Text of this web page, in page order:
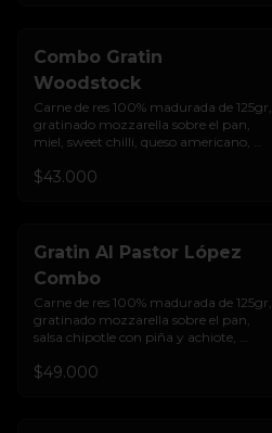
Combo Gratin
Woodstock
Carne de res 100% madurada de 125gr,
gratinado mozzarella sobre el pan,
miel, sweet chilli, queso americano,
encurtido de cebolla, salsa de ajo y pan
$43.000
Gratin Al Pastor López
Combo
Carne de res 100% madurada de 125gr,
gratinado mozzarella sobre el pan,
salsa chipotle con piña y achiote,
crujiente, cilantro, cebolla encurtida,
$49.000